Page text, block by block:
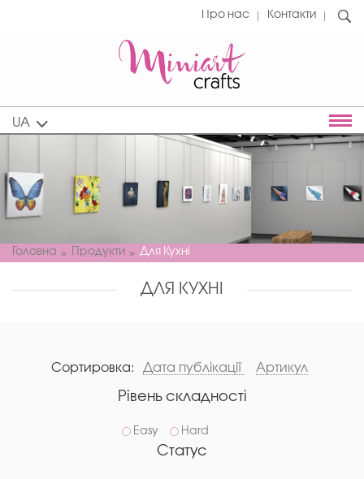
UA
Про нас Контакти
Головна Продукти Для Кухні
ДЛЯ КУХНІ
Сортировка: Дата публікації Артикул
Рівень складності
Easy Hard
Статус